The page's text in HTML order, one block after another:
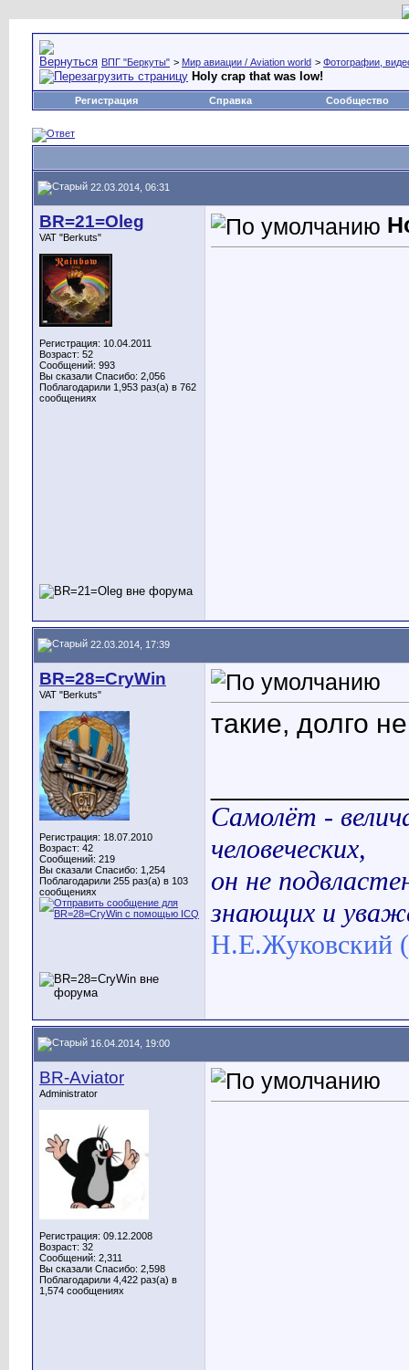
ВПГ "Беркуты" > Мир авиации / Aviation world > Фотографии,
Holy crap that was low!
Регистрация Справка Сообщество
22.03.2014, 06:31
BR=21=Oleg
VAT "Berkuts"
Регистрация: 10.04.2011
Возраст: 52
Сообщений: 993
Вы сказали Спасибо: 2,056
Поблагодарили 1,953 раз(а) в 762
сообщениях
22.03.2014, 17:39
BR=28=CryWin
VAT "Berkuts"
Регистрация: 18.07.2010
Возраст: 42
Сообщений: 219
Вы сказали Спасибо: 1,254
Поблагодарили 255 раз(а) в 103
сообщениях
такие, долго
Самолёт -
человеческих,
он не
знающих и
Н.Е.Жуковский
16.04.2014, 19:00
BR-Aviator
Administrator
Регистрация: 09.12.2008
Возраст: 32
Сообщений: 2,311
Вы сказали Спасибо: 2,598
Поблагодарили 4,422 раз(а) в
1,574 сообщениях